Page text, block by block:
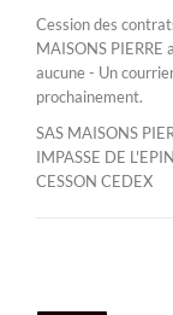
Cession des
MAISONS
aucune - Un
prochainement.
SAS MAISONS
IMPASSE DE
CESSON CEDEX